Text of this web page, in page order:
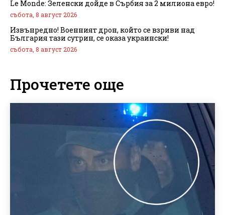
Le Monde: Зеленски дойде в Сърбия за 2 милиона евро!
събота, 8 август 2026
Извънредно! Военният дрон, който се взриви над
България тази сутрин, се оказа украински!
събота, 8 август 2026
Прочетете още